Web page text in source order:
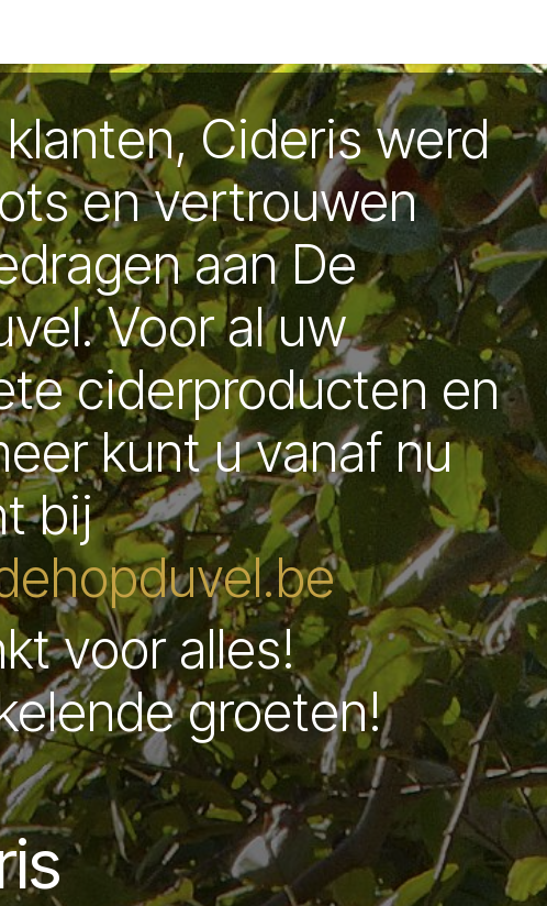
Cideris werd
en vertrouwen
aan De
Voor al uw
ciderproducten en
kunt u vanaf nu
bij
voor alles!
groeten!